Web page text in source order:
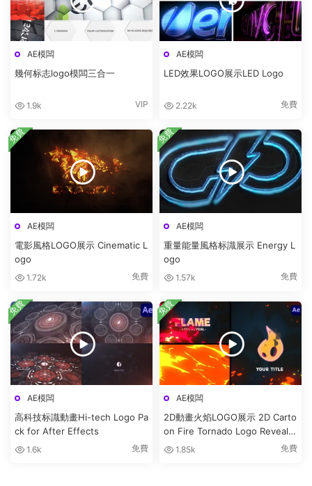
AE模闆
幾何标志logo模闆三合一
1.9k VIP
AE模闆
LED效果LOGO展示LED Logo
2.22k 免費
AE模闆
電影風格LOGO展示 Cinematic L
ogo
1.72k 免費
免費
AE模闆
重量能量風格标識展示 Energy L
ogo
1.57k 免費
免費
AE模闆
高科技标識動畫Hi-tech Logo Pa
ck for After Effects
1.6k 免費
免費
AE模闆
2D動畫火焰LOGO展示 2D Carto
on Fire Tornado Logo Reveals
[After Effects]
1.85k 免費
免費